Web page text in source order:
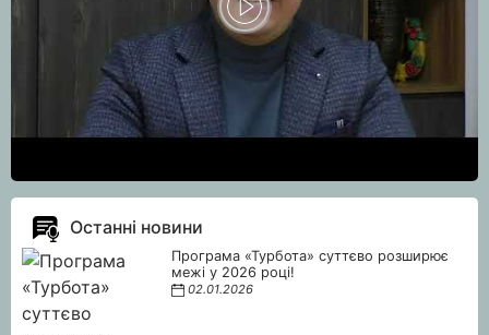
Останні новини
Програма «Турбота» суттєво розширює
межі у 2026 році!
02.01.2026